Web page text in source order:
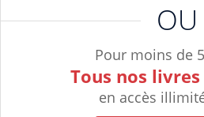
OU
Pour moins de
Tous nos
en accès